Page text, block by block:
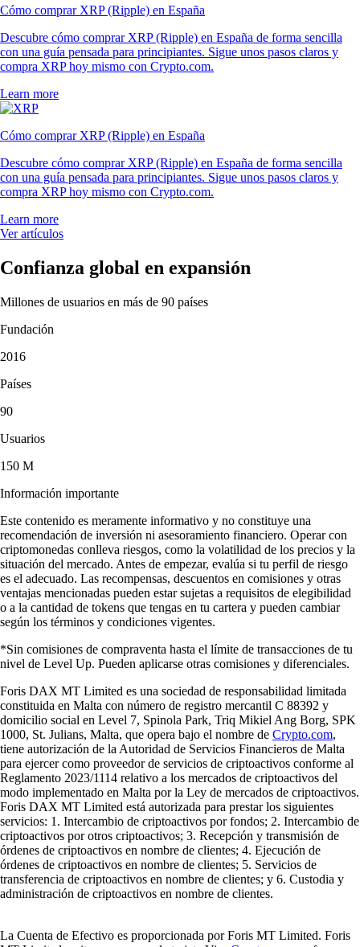
Cómo comprar XRP (Ripple) en España
Descubre cómo comprar XRP (Ripple) en España de forma sencilla
con una guía pensada para principiantes. Sigue unos pasos claros y
compra XRP hoy mismo con Crypto.com.
Learn more
Cómo comprar XRP (Ripple) en España
Descubre cómo comprar XRP (Ripple) en España de forma sencilla
con una guía pensada para principiantes. Sigue unos pasos claros y
compra XRP hoy mismo con Crypto.com.
Learn more
Ver artículos
Confianza global en expansión
Millones de usuarios en más de 90 países
Fundación
2016
Países
90
Usuarios
150 M
Información importante
Este contenido es meramente informativo y no constituye una
recomendación de inversión ni asesoramiento financiero. Operar con
criptomonedas conlleva riesgos, como la volatilidad de los precios y la
situación del mercado. Antes de empezar, evalúa si tu perfil de riesgo
es el adecuado. Las recompensas, descuentos en comisiones y otras
ventajas mencionadas pueden estar sujetas a requisitos de elegibilidad
o a la cantidad de tokens que tengas en tu cartera y pueden cambiar
según los términos y condiciones vigentes.
*Sin comisiones de compraventa hasta el límite de transacciones de tu
nivel de Level Up. Pueden aplicarse otras comisiones y diferenciales.
Foris DAX MT Limited es una sociedad de responsabilidad limitada
constituida en Malta con número de registro mercantil C 88392 y
domicilio social en Level 7, Spinola Park, Triq Mikiel Ang Borg, SPK
1000, St. Julians, Malta, que opera bajo el nombre de Crypto.com,
tiene autorización de la Autoridad de Servicios Financieros de Malta
para ejercer como proveedor de servicios de criptoactivos conforme al
Reglamento 2023/1114 relativo a los mercados de criptoactivos del
modo implementado en Malta por la Ley de mercados de criptoactivos.
Foris DAX MT Limited está autorizada para prestar los siguientes
servicios: 1. Intercambio de criptoactivos por fondos; 2. Intercambio de
criptoactivos por otros criptoactivos; 3. Recepción y transmisión de
órdenes de criptoactivos en nombre de clientes; 4. Ejecución de
órdenes de criptoactivos en nombre de clientes; 5. Servicios de
transferencia de criptoactivos en nombre de clientes; y 6. Custodia y
administración de criptoactivos en nombre de clientes.
La Cuenta de Efectivo es proporcionada por Foris MT Limited. Foris